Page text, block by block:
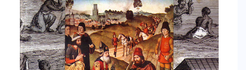
Юдаїзм
Огляд релігій
Художня